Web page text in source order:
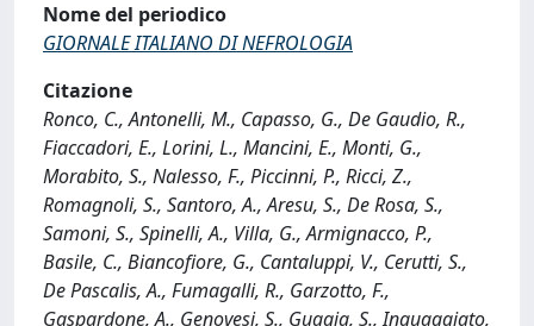
Nome del periodico
GIORNALE ITALIANO DI NEFROLOGIA
Citazione
Ronco, C., Antonelli, M., Capasso, G., De Gaudio, R.,
Fiaccadori, E., Lorini, L., Mancini, E., Monti, G.,
Morabito, S., Nalesso, F., Piccinni, P., Ricci, Z.,
Romagnoli, S., Santoro, A., Aresu, S., De Rosa, S.,
Samoni, S., Spinelli, A., Villa, G., Armignacco, P.,
Basile, C., Biancofiore, G., Cantaluppi, V., Cerutti, S.,
De Pascalis, A., Fumagalli, R., Garzotto, F.,
Gaspardone, A., Genovesi, S., Guggia, S., Inguaggiato,